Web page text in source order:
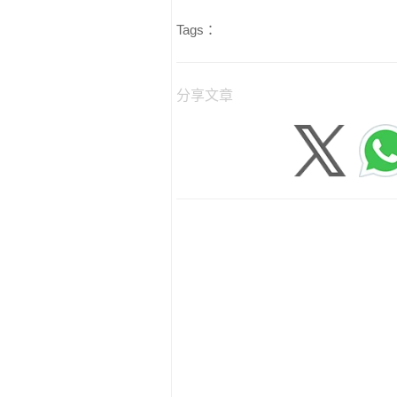
Tags：
分享文章